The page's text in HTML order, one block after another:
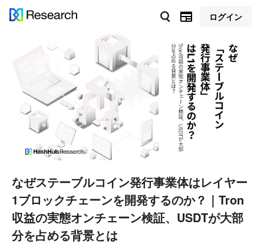
ログイン
なぜステーブルコイン発行事業体はレイヤー
1ブロックチェーンを開発するのか？｜Tron
収益の実態オンチェーン検証、USDTが大部
分を占める背景とは